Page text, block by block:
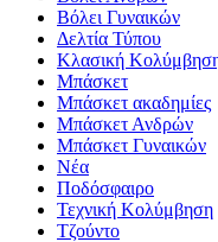
Βόλει Γυναικών
Δελτία Τύπου
Κλασική
Μπάσκετ
Μπάσκετ ακαδημίες
Μπάσκετ Ανδρών
Μπάσκετ Γυναικών
Νέα
Ποδόσφαιρο
Τεχνική Κολύμβηση
Τζούντο